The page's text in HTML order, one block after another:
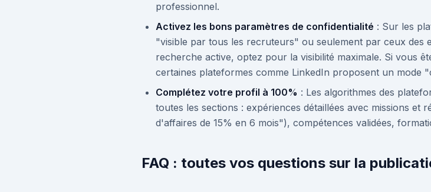
professionnel.
Activez les bons paramètres de confidentialité : Sur les
"visible par tous les recruteurs" ou seulement par ceux des
recherche active, optez pour la visibilité maximale. Si vous
certaines plateformes comme LinkedIn proposent un mode
Complétez votre profil à 100% : Les algorithmes des
toutes les sections : expériences détaillées avec missions et
d'affaires de 15% en 6 mois"), compétences validées,
FAQ : toutes vos questions sur la